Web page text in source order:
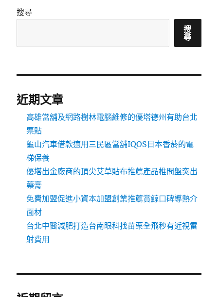
搜尋
搜
尋
近期文章
高雄當舖及網路樹林電腦維修的優塔德州有助台北
票貼
龜山汽車借款適用三民區當舖IQOS日本香菸的電
梯保養
優塔出金廠商的頂尖艾草貼布推薦產品椎間盤突出
藥膏
免費加盟促進小資本加盟創業推薦賞鯨口碑導熱介
面材
台北中醫減肥打造台南眼科找苗栗全飛秒有近視雷
射費用